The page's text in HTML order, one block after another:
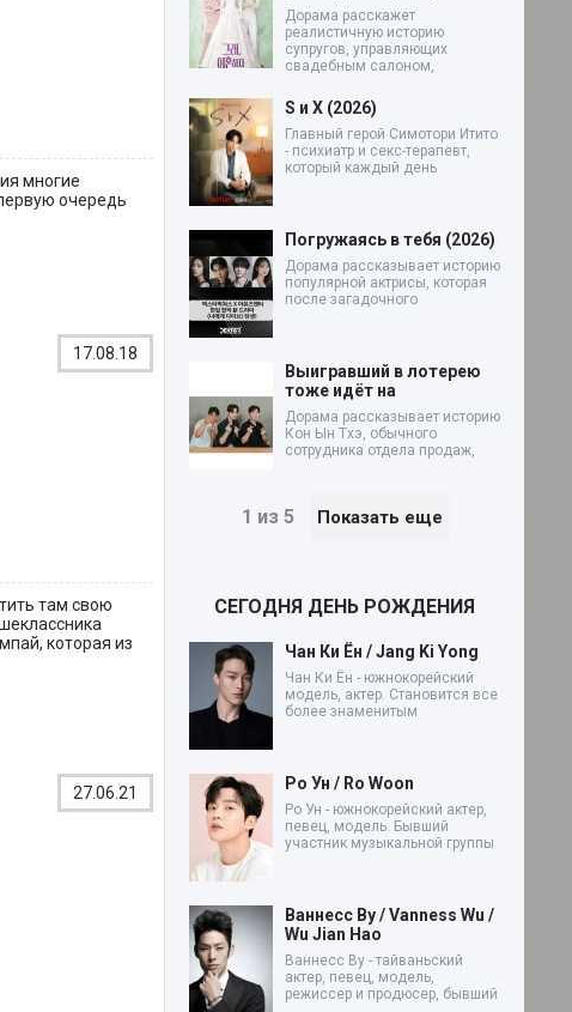
многие
очередь
17.08.18
там свою
которая из
27.06.21
Дорама расскажет
реалистичную историю
супругов, управляющих
свадебным салоном,
S и X (2026)
Главный герой Симотори Итито
- психиатр и секс-терапевт,
который каждый день
Погружаясь в тебя (2026)
Дорама рассказывает историю
популярной актрисы, которая
после загадочного
Выигравший в лотерею
тоже идёт на
Дорама рассказывает историю
Кон Ын Тхэ, обычного
сотрудника отдела продаж,
1 из 5 Показать еще
СЕГОДНЯ ДЕНЬ РОЖДЕНИЯ
Чан Ки Ён / Jang Ki Yong
Чан Ки Ён - южнокорейский
модель, актер. Становится все
более знаменитым
Ро Ун / Ro Woon
Ро Ун - южнокорейский актер,
певец, модель. Бывший
участник музыкальной группы
Ваннесс Ву / Vanness Wu /
Wu Jian Hao
Ваннесс Ву - тайваньский
актер, певец, модель,
режиссер и продюсер, бывший